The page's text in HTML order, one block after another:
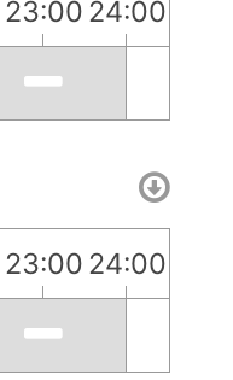
23:00 24:00
23:00 24:00